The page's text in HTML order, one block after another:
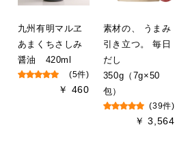
九州有明マルヱ
あまくちさしみ
醤油 420ml
(5件)
￥ 460
素材の、 うまみ
引き立つ。 毎日
だし
350g（7g×50
包）
(39件)
￥ 3,564